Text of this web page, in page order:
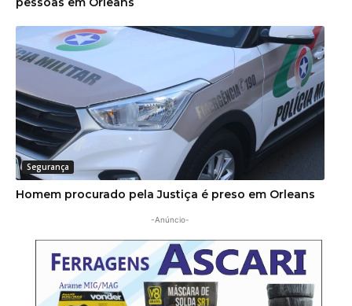
pessoas em Orleans
Segurança
Homem procurado pela Justiça é preso em Orleans
-Anúncio-